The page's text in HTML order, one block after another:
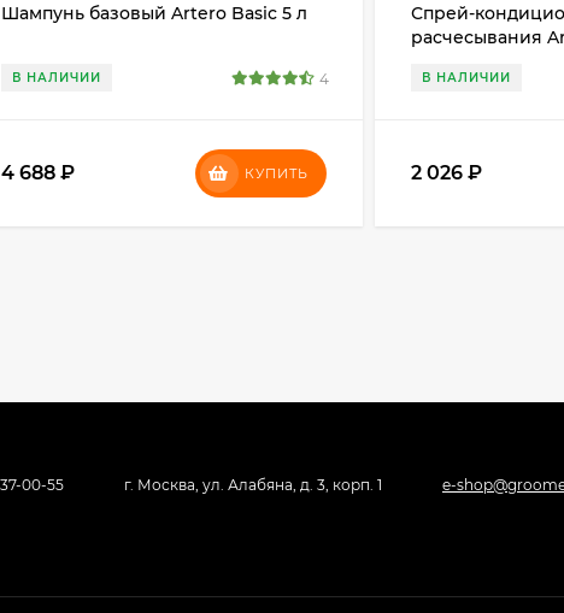
Шампунь базовый Artero Basic 5 л
В НАЛИЧИИ 4
4 688₽ КУПИТЬ
Спрей-
расчесывания
В НАЛИЧИИ
2 026 ₽
00-55 г. Москва, ул. Алабяна, д. 3, корп. 1 e-